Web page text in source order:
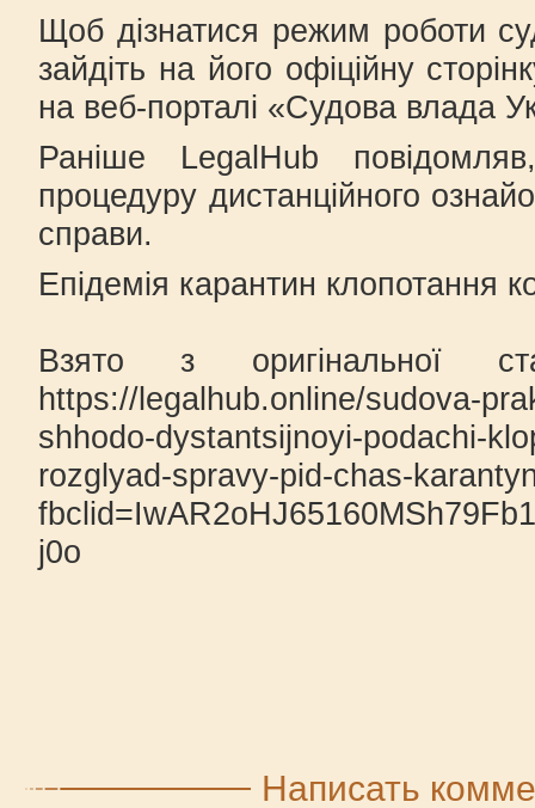
Щоб дізнатися режим роботи
зайдіть на його офіційну
на веб-порталі «Судова влада
Раніше LegalHub
процедуру дистанційного
справи.
Епідемія карантин клопотання
Взято з оригінальної
https://legalhub.online/sudova-
shhodo-dystantsijnoyi-podachi-
rozglyad-spravy-pid-chas-
j0o
Написать